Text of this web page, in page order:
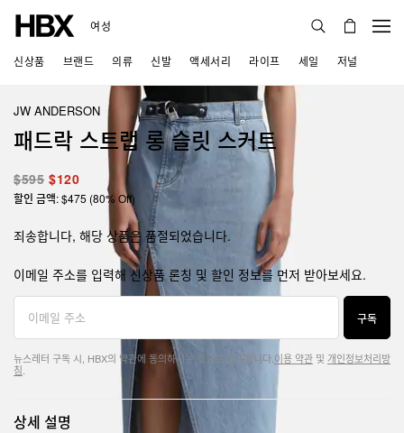
여성
신상품 브랜드 의류 신발 액세서리 라이프 세일 저널
JW ANDERSON
패드락 스트랩 롱 슬릿 스커트
$595 $120
할인 금액: $475 (80% Off)
죄송합니다, 해당 상품은 품절되었습니다.
이메일 주소를 입력해 신상품 론칭 및 할인 정보를 먼저 받아보세요.
구독
뉴스레터 구독 시, HBX의 약관에 동의하시는 것으로 간주됩니다. 이용 약관 및 개인정보처리방
침
상세 설명